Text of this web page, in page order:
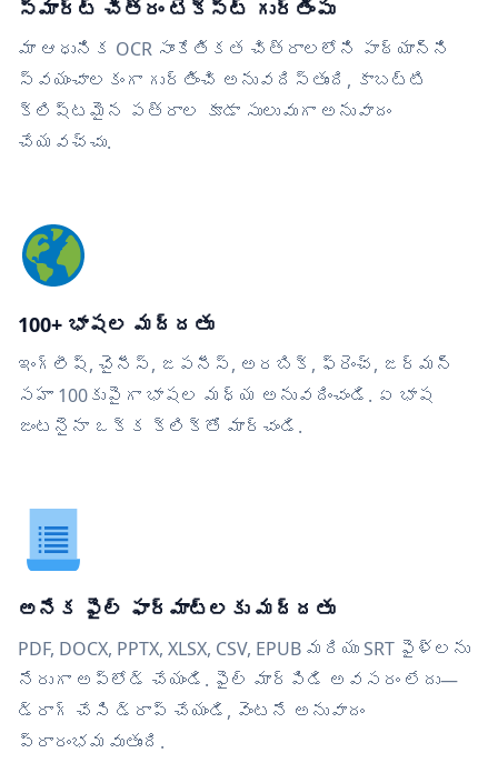
స్మార్ట్ చిత్రం టెక్స్ట్ గుర్తింపు
మా ఆధునిక OCR సాంకేతికత చిత్రాలలోని పాఠ్యాన్ని
స్వయంచాలకంగా గుర్తించి అనువదిస్తుంది, కాబట్టి
క్లిష్టమైన పత్రాల కూడా సులువుగా అనువాదం
చేయవచ్చు.
100+ భాషల మద్దతు
ఇంగ్లీష్, చైనీస్, జపనీస్, అరబిక్, ఫ్రెంచ్, జర్మన్
సహా 100కుపైగా భాషల మధ్య అనువదించండి. ఏ భాష
జంటనైనా ఒక్క క్లిక్‌తో మార్చండి.
అనేక ఫైల్ ఫార్మాట్‌లకు మద్దతు
PDF, DOCX, PPTX, XLSX, CSV, EPUB మరియు SRT ఫైళ్లను
నేరుగా అప్‌లోడ్ చేయండి. ఫైల్ మార్పిడి అవసరం లేదు—
డ్రాగ్ చేసి డ్రాప్ చేయండి, వెంటనే అనువాదం
ప్రారంభమవుతుంది.